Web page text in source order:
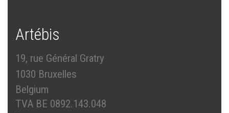
Artébis
19, rue Général Gratry
1030 Bruxelles
Belgium
TVA BE 0892.143.048